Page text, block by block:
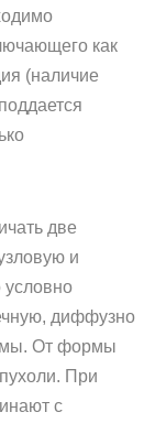
как
(наличие
две
и
диффузно
От формы
При
с